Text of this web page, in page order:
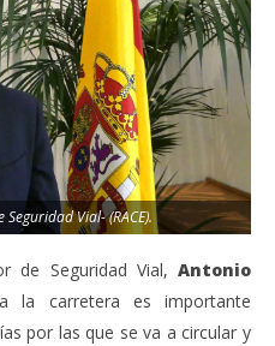
Vial- (RACE).
de Seguridad Vial, Antonio
la carretera es importante
por las que se va a circular y